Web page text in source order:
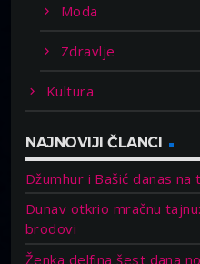
Moda
Zdravlje
Kultura
NAJNOVIJI ČLANCI
Džumhur i Bašić danas
Dunav otkrio mračnu
brodovi
Ženka delfina šest dana